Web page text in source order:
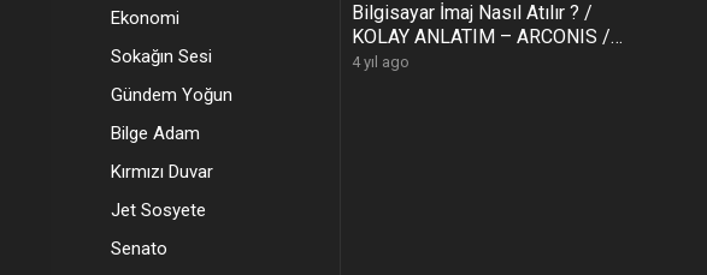
Ekonomi
Sokağın Sesi
Gündem Yoğun
Bilge Adam
Kırmızı Duvar
Jet Sosyete
Senato
Bilgisayar İmaj Nasıl Atılır ? /
KOLAY ANLATIM – ARCONIS /
10 Dakikada HAZIR !!
4 yıl ago